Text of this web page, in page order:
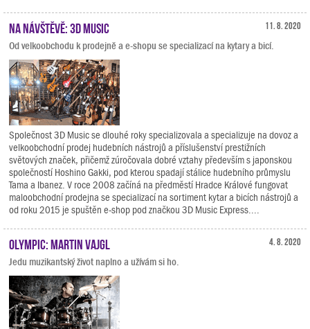
11. 8. 2020
Na návštěvě: 3D Music
Od velkoobchodu k prodejně a e-shopu se specializací na kytary a bicí.
Společnost 3D Music se dlouhé roky specializovala a specializuje na dovoz a
velkoobchodní prodej hudebních nástrojů a příslušenství prestižních
světových značek, přičemž zúročovala dobré vztahy především s japonskou
společností Hoshino Gakki, pod kterou spadají stálice hudebního průmyslu
Tama a Ibanez. V roce 2008 začíná na předměstí Hradce Králové fungovat
maloobchodní prodejna se specializací na sortiment kytar a bicích nástrojů a
od roku 2015 je spuštěn e-shop pod značkou 3D Music Express....
4. 8. 2020
Olympic: Martin Vajgl
Jedu muzikantský život naplno a užívám si ho.